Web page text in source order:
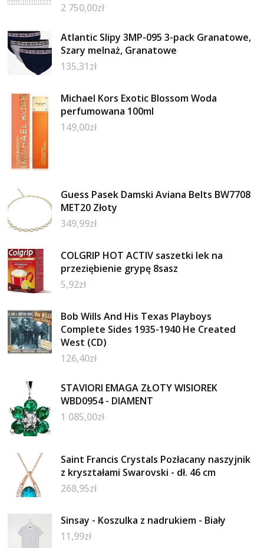
2 750,00zł
Atlantic Slipy 3MP-095 3-pack Granatowe,
Szary melnaż, Granatowe
135,31zł
Michael Kors Exotic Blossom Woda
perfumowana 100ml
149,00zł
Guess Pasek Damski Aviana Belts BW7708
MET20 Złoty
349,99zł
COLGRIP HOT ACTIV saszetki lek na
przeziębienie grypę 8sasz
5,92zł
Bob Wills And His Texas Playboys
Complete Sides 1935-1940 He Created
West (CD)
126,40zł
STAVIORI EMAGA ZŁOTY WISIOREK
WBD0954 - DIAMENT
1 085,00zł
Saint Francis Crystals Pozłacany naszyjnik
z kryształami Swarovski - dł. 46 cm
268,95zł
Sinsay - Koszulka z nadrukiem - Biały
11,99zł